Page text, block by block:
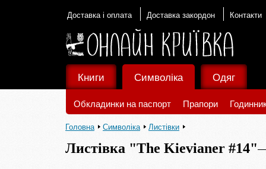
Доставка і оплата Доставка закордон Контакти
Книги Символіка
Обкладинки на паспорт Прапори
Одяг
Головна Символіка Листівки
Листівка "The Kievianer #14"